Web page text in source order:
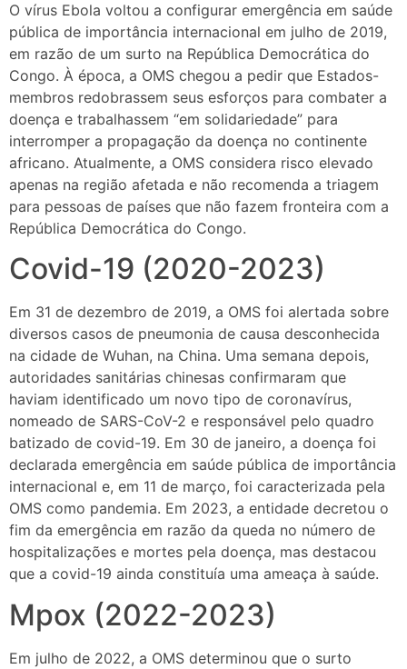
O vírus Ebola voltou a configurar emergência em saúde
pública de importância internacional em julho de 2019,
em razão de um surto na República Democrática do
Congo. À época, a OMS chegou a pedir que Estados-
membros redobrassem seus esforços para combater a
doença e trabalhassem “em solidariedade” para
interromper a propagação da doença no continente
africano. Atualmente, a OMS considera risco elevado
apenas na região afetada e não recomenda a triagem
para pessoas de países que não fazem fronteira com a
República Democrática do Congo.
Covid-19 (2020-2023)
Em 31 de dezembro de 2019, a OMS foi alertada sobre
diversos casos de pneumonia de causa desconhecida
na cidade de Wuhan, na China. Uma semana depois,
autoridades sanitárias chinesas confirmaram que
haviam identificado um novo tipo de coronavírus,
nomeado de SARS-CoV-2 e responsável pelo quadro
batizado de covid-19. Em 30 de janeiro, a doença foi
declarada emergência em saúde pública de importância
internacional e, em 11 de março, foi caracterizada pela
OMS como pandemia. Em 2023, a entidade decretou o
fim da emergência em razão da queda no número de
hospitalizações e mortes pela doença, mas destacou
que a covid-19 ainda constituía uma ameaça à saúde.
Mpox (2022-2023)
Em julho de 2022, a OMS determinou que o surto